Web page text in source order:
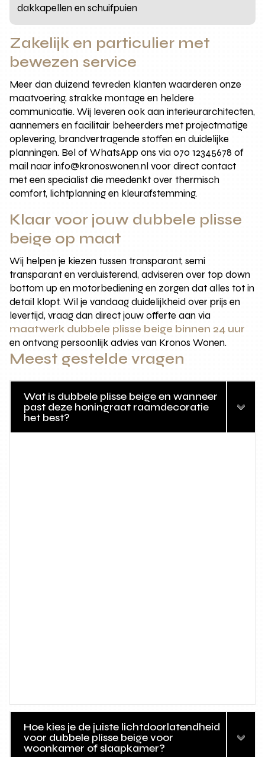
dakkapellen en schuifpuien
Zakelijk en particulier met
bewezen service
Meer dan duizend tevreden klanten waarderen onze
maatvoering, strakke montage en heldere
communicatie. Wij leveren ook aan interieurarchitecten,
aannemers en facilitair beheerders met projectmatige
oplevering, brandvertragende stoffen en duidelijke
planningen. Bel of WhatsApp ons via 070 12345678 of
mail naar info@kronoswonen.nl voor direct contact
met een specialist die meedenkt over thermisch
comfort, lichtplanning en kleurafstemming.
Klaar voor jouw dubbele plisse
beige op maat
Wij helpen je kiezen tussen transparant, semi
transparant en verduisterend, adviseren over top down
bottom up en motorbediening en zorgen dat alles tot in
detail klopt. Wil je vandaag duidelijkheid over prijs en
levertijd, vraag dan direct jouw offerte aan via
maatwerk dubbele plisse beige binnen 24 uur
en ontvang persoonlijk advies van Kronos Wonen.
Meest gestelde vragen
Wat is dubbele plisse beige en wanneer
past deze honingraat raamdecoratie
het best?
Hoe kies je de juiste lichtdoorlatendheid
voor dubbele plisse beige voor
woonkamer of slaapkamer?